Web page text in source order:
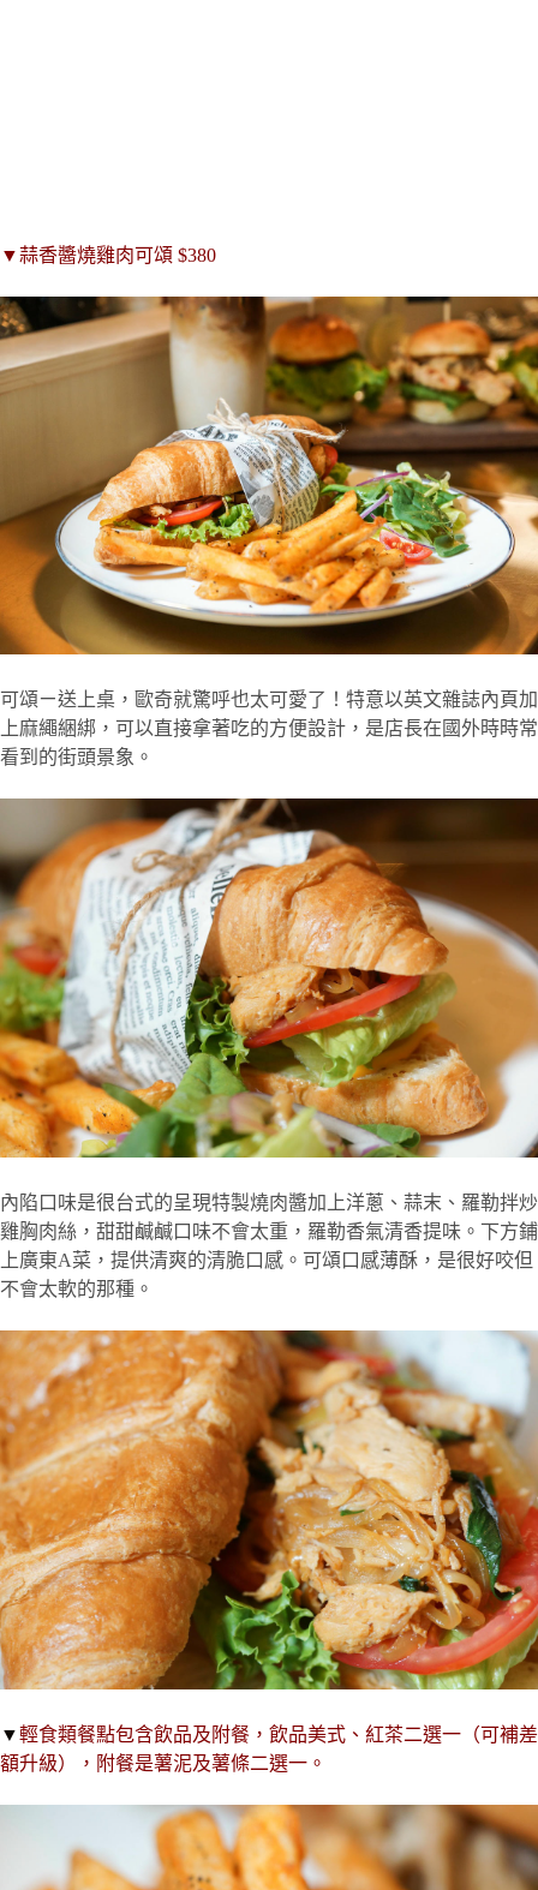
▼蒜香醬燒雞肉可頌 $380
可頌ㄧ送上桌，歐奇就驚呼也太可愛了！特意以英文雜誌內頁加
上麻繩綑綁，可以直接拿著吃的方便設計，是店長在國外時時常
看到的街頭景象。
內陷口味是很台式的呈現特製燒肉醬加上洋蔥、蒜末、羅勒拌炒
雞胸肉絲，甜甜鹹鹹口味不會太重，羅勒香氣清香提味。下方鋪
上廣東A菜，提供清爽的清脆口感。可頌口感薄酥，是很好咬但
不會太軟的那種。
▼輕食類餐點包含飲品及附餐，飲品美式、紅茶二選一（可補差
額升級），附餐是薯泥及薯條二選一。